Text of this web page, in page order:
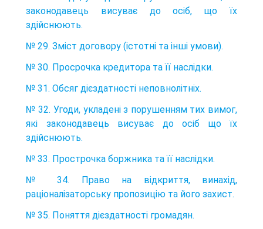
законодавець висуває до осіб, що їх
здійснюють.
№ 29. Зміст договору (істотні та інші умови).
№ 30. Просрочка кредитора та її наслідки.
№ 31. Обсяг дієздатності неповнолітніх.
№ 32. Угоди, укладені з порушенням тих вимог,
які законодавець висуває до осіб що їх
здійснюють.
№ 33. Прострочка боржника та її наслідки.
№ 34. Право на відкриття, винахід,
раціоналізаторську пропозицію та його захист.
№ 35. Поняття дієздатності громадян.